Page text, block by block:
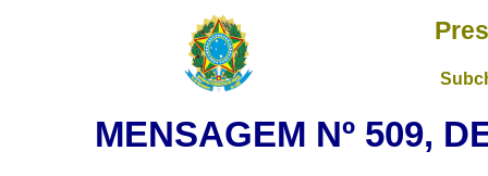
MENSAGEM Nº 509,